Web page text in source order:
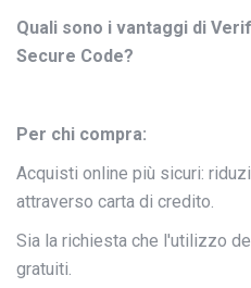
Quali sono i vantaggi di
Secure Code?
Per chi compra:
Acquisti online più sicuri:
attraverso carta di credito.
Sia la richiesta che l'utilizzo
gratuiti.